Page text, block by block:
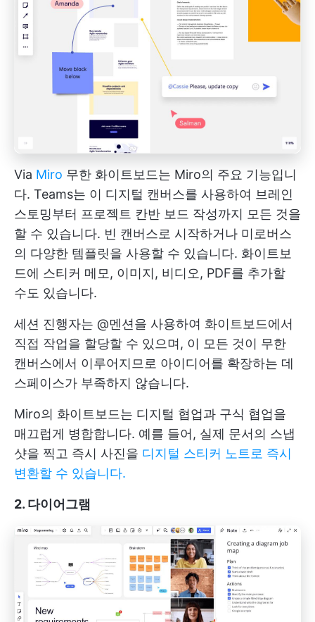
Via Miro 무한 화이트보드는 Miro의 주요 기능입니
다. Teams는 이 디지털 캔버스를 사용하여 브레인
스토밍부터 프로젝트 칸반 보드 작성까지 모든 것을
할 수 있습니다. 빈 캔버스로 시작하거나 미로버스
의 다양한 템플릿을 사용할 수 있습니다. 화이트보
드에 스티커 메모, 이미지, 비디오, PDF를 추가할
수도 있습니다.
세션 진행자는 @멘션을 사용하여 화이트보드에서
직접 작업을 할당할 수 있으며, 이 모든 것이 무한
캔버스에서 이루어지므로 아이디어를 확장하는 데
스페이스가 부족하지 않습니다.
Miro의 화이트보드는 디지털 협업과 구식 협업을
매끄럽게 병합합니다. 예를 들어, 실제 문서의 스냅
샷을 찍고 즉시 사진을 디지털 스티커 노트로 즉시
변환할 수 있습니다.
2. 다이어그램